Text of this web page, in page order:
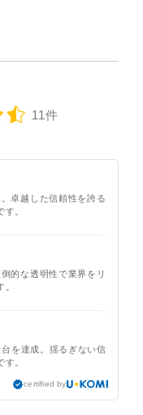
11件
卓越した信頼性を誇る
。
的な透明性で業界をリ
を達成。揺るぎない信
。
certified by